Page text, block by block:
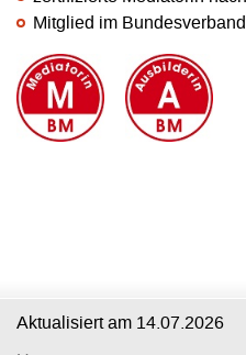
Mitglied im
Aktualisiert am 14.07.2026